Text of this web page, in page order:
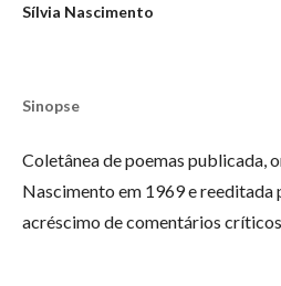
Sílvia Nascimento
Sinopse
Coletânea de poemas publicada,
Nascimento em 1969 e reeditada
acréscimo de comentários